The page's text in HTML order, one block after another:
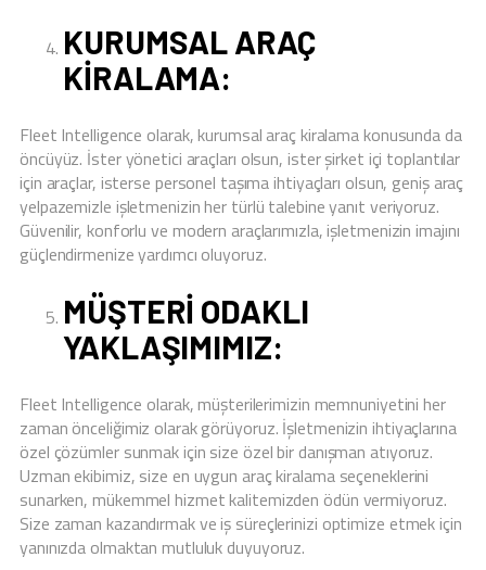
KURUMSAL ARAÇ
KIRALAMA:
Fleet Intelligence olarak, kurumsal araç kiralama konusunda da
öncüyüz. İster yönetici araçları olsun, ister şirket içi toplantılar
için araçlar, isterse personel taşıma ihtiyaçları olsun, geniş araç
yelpazemizle işletmenizin her türlü talebine yanıt veriyoruz.
Güvenilir, konforlu ve modern araçlarımızla, işletmenizin imajını
güçlendirmenize yardımcı oluyoruz.
MÜŞTERI ODAKLI
YAKLAŞIMIMIZ:
Fleet Intelligence olarak, müşterilerimizin memnuniyetini her
zaman önceliğimiz olarak görüyoruz. İşletmenizin ihtiyaçlarına
özel çözümler sunmak için size özel bir danışman atıyoruz.
Uzman ekibimiz, size en uygun araç kiralama seçeneklerini
sunarken, mükemmel hizmet kalitemizden ödün vermiyoruz.
Size zaman kazandırmak ve iş süreçlerinizi optimize etmek için
yanınızda olmaktan mutluluk duyuyoruz.